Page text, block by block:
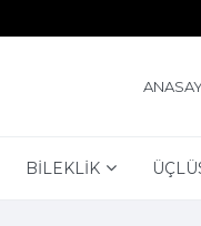
BİLEKLİK